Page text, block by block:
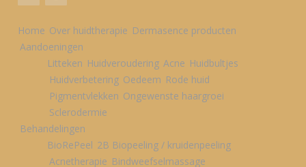
Home Over huidtherapie Dermasence producten
Aandoeningen
Litteken Huidveroudering Acne Huidbultjes
Huidverbetering Oedeem Rode huid
Pigmentvlekken Ongewenste haargroei
Sclerodermie
Behandelingen
BioRePeel 2B Biopeeling / kruidenpeeling
Acnetherapie Bindweefselmassage